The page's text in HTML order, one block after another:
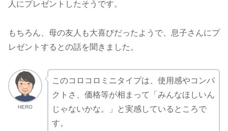
人にプレゼントしたそうです。
もちろん、母の友人も大喜びだったようで、息子さんにプ
レゼントするとの話を聞きました。
HERO
このコロコロミニタイプは、使用感やコンパ
クトさ、価格等が相まって「みんなほしいん
じゃないかな。」と実感しているところで
す。